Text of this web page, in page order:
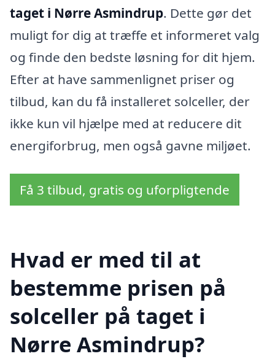
taget i Nørre Asmindrup. Dette gør det
muligt for dig at træffe et informeret valg
og finde den bedste løsning for dit hjem.
Efter at have sammenlignet priser og
tilbud, kan du få installeret solceller, der
ikke kun vil hjælpe med at reducere dit
energiforbrug, men også gavne miljøet.
Få 3 tilbud, gratis og uforpligtende
Hvad er med til at
bestemme prisen på
solceller på taget i
Nørre Asmindrup?